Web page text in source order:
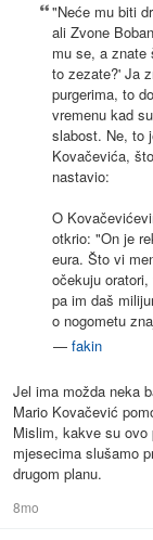
"Neće mu biti
ali Zvone
mu se, a znate
to zezate?' Ja
purgerima, to
vremenu kad
slabost. Ne, to
Kovačevića,
nastavio:
O
otkrio: "On je
eura. Što vi
očekuju
pa im daš
o nogometu
— fakin
Jel ima možda neka
Mario Kovačević
Mislim, kakve su ovo
mjesecima slušamo
drugom planu.
8mo